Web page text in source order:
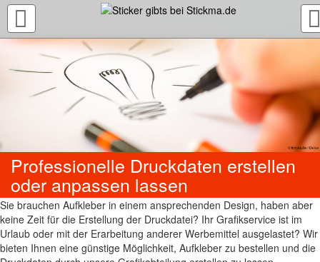
TOGGLE
NAVIGATION
Professionelle Druckdaten erstellen
oder anpassen lassen
Sie brauchen Aufkleber in einem ansprechenden Design, haben aber
keine Zeit für die Erstellung der Druckdatei? Ihr Grafikservice ist im
Urlaub oder mit der Erarbeitung anderer Werbemittel ausgelastet? Wir
bieten Ihnen eine günstige Möglichkeit, Aufkleber zu bestellen und die